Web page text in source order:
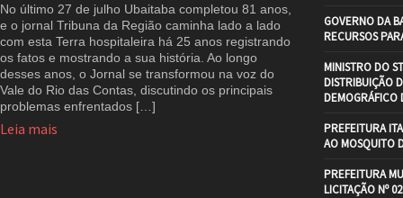
No último 27 de julho Ubaitaba completou 81 anos,
e o jornal Tribuna da Região caminha lado a lado
com esta Terra hospitaleira há 25 anos registrando
os fatos e mostrando a sua história. Ao longo
desses anos, o Jornal se transformou na voz do
Vale do Rio das Contas, discutindo os principais
problemas enfrentados […]
Leia mais
GOVERNO DA
RECURSOS
MINISTRO DO
DISTRIBUIÇÃO
DEMOGRÁFICO
PREFEITURA
AO MOSQUITO
PREFEITURA
LICITAÇÃO Nº